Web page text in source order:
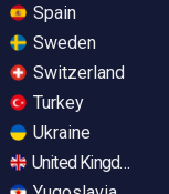
Spain
Sweden
Switzerland
Turkey
Ukraine
United Kingdom